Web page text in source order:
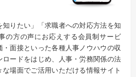
知りたい」「求職者への対応方法を知
の方の声にお応えする会員制サービ
・面接といった各種人事ノウハウの収
ロードをはじめ、人事・労務関係の法
場面でご活用いただける情報サイト